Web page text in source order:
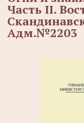
Часть II.
Адм.№2203